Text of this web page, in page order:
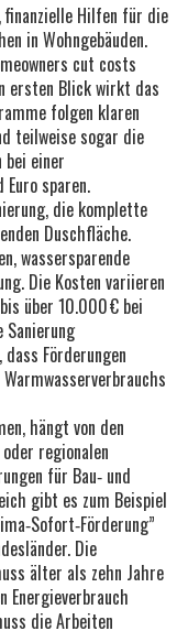
,finanzielle Hilfen für die
in Wohngebäuden.
cut costs
ersten Blick wirkt das
folgen klaren
teilweise sogar die
bei einer
sparen.
, die komplette
Duschfläche.
wassersparende
Die Kosten variieren
über 10.000 € bei
Förderungen
hängt von den
regionalen
für Bau‑ und
gibt es zum Beispiel
Die
älter als zehn Jahre
Energieverbrauch
die Arbeiten